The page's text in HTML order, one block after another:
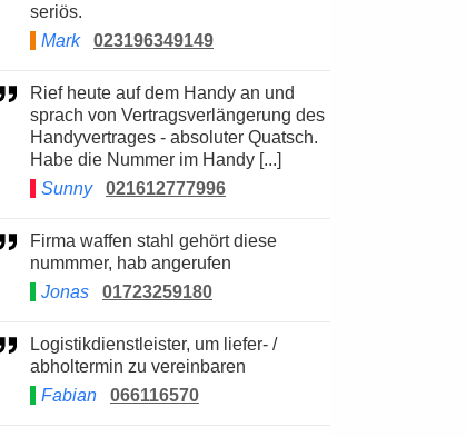
seriös.
Mark
023196349149
Rief heute auf dem Handy an und
sprach von Vertragsverlängerung des
Handyvertrages - absoluter Quatsch.
Habe die Nummer im Handy [...]
Sunny
021612777996
Firma waffen stahl gehört diese
nummmer, hab angerufen
Jonas
01723259180
Logistikdienstleister, um liefer- /
abholtermin zu vereinbaren
Fabian
066116570